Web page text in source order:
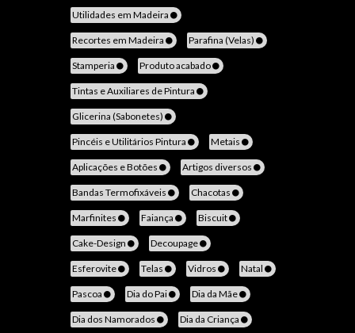
Utilidades em Madeira
Recortes em Madeira Parafina (Velas)
Stamperia Produto acabado
Tintas e Auxiliares de Pintura
Glicerina (Sabonetes)
Pincéis e Utilitários Pintura Metais
Aplicações e Botões Artigos diversos
Bandas Termofixáveis Chacotas
Marfinites Faiança Biscuit
Cake-Design Decoupage
Esferovite Telas Vidros Natal
Pascoa Dia do Pai Dia da Mãe
Dia dos Namorados Dia da Criança